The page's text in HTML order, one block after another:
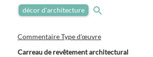
décor d'architecture
Commentaire Type d'œuvre
Carreau de revêtement architectural